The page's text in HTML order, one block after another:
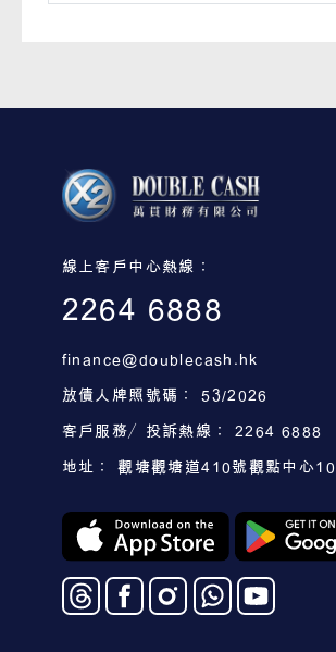
線上客戶中心熱線：
2264 6888
finance@doublecash.hk
放債人牌照號碼： 53/2026
客戶服務／投訴熱線： 2264 6888
地址： 觀塘觀塘道410號觀點中心